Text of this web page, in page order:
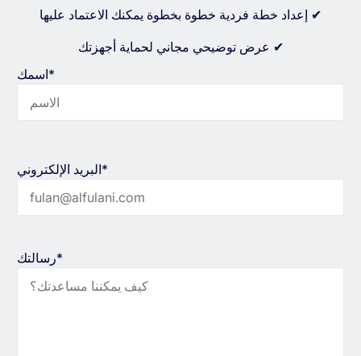
✔ إعداد خطة فردية خطوة بخطوة يمكنك الاعتماد عليها
✔ عرض توضيحي مجاني لحماية أجهزتك
اسمك*
البريد الإلكتروني*
رسالتك*